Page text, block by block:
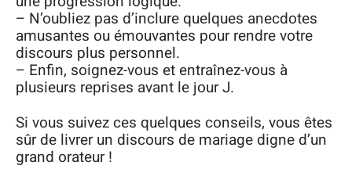
– N’oubliez pas d’inclure quelques anecdotes
amusantes ou émouvantes pour rendre votre
discours plus personnel.
– Enfin, soignez-vous et entraînez-vous à
plusieurs reprises avant le jour J.
Si vous suivez ces quelques conseils, vous êtes
sûr de livrer un discours de mariage digne d’un
grand orateur !